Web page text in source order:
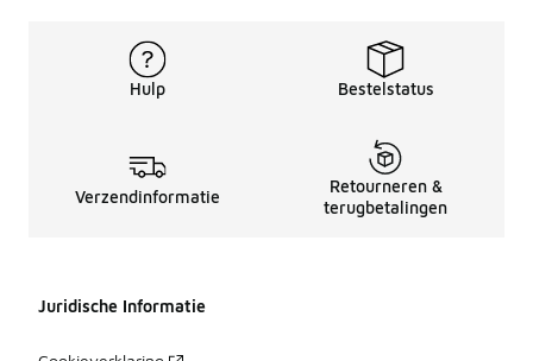
Hulp Bestelstatus
Verzendinformatie
Retourneren &
terugbetalingen
Juridische Informatie